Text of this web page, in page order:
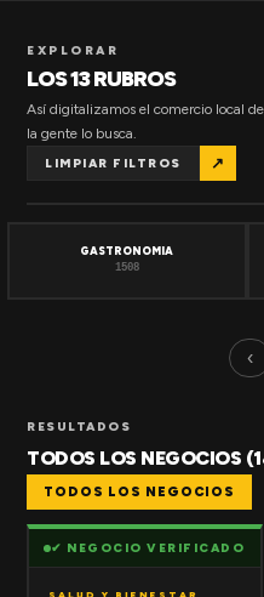
EXPLORAR
LOS 13 RUBROS
Así digitalizamos el comercio local
la gente lo busca.
LIMPIAR FILTROS ↗
GASTRONOMIA
1508
‹
RESULTADOS
TODOS LOS NEGOCIOS
TODOS LOS NEGOCIOS
✔ NEGOCIO VERIFICADO
SALUD Y BIENESTAR